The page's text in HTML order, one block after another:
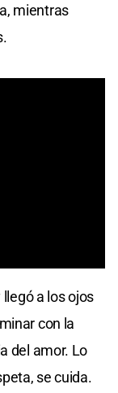
mientras
a los ojos
con la
del amor. Lo
se cuida.